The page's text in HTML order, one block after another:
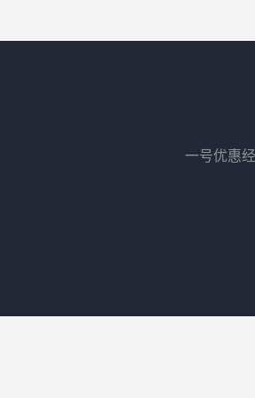
一号优惠